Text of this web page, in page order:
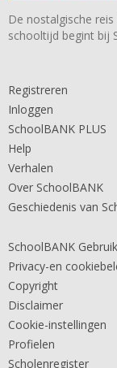
De nostalgische
schooltijd begint bij
Registreren
Inloggen
SchoolBANK PLUS
Help
Verhalen
Over SchoolBANK
Geschiedenis van
SchoolBANK
Privacy-en
Copyright
Disclaimer
Cookie-instellingen
Profielen
Scholenregister